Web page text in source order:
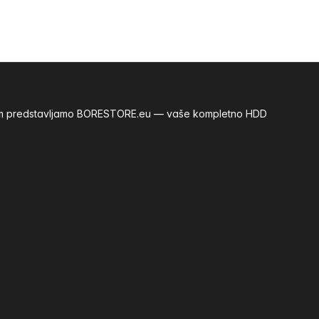
BORESTORE.eu — vaše kompletno HDD